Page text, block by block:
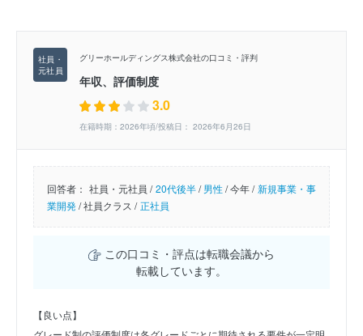
グリーホールディングス株式会社の口コミ・評判
年収、評価制度
3.0
在籍時期：2026年頃/投稿日： 2026年6月26日
回答者： 社員・元社員 / 20代後半/男性/今年 / 新規事業・事
業開発/社員クラス / 正社員
この口コミ・評点は転職会議から
転載しています。
【良い点】